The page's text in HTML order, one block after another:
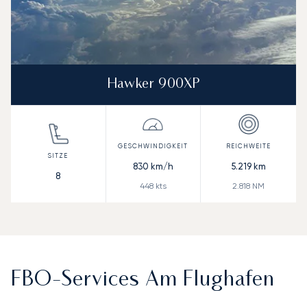
Hawker 900XP
8
830 km/h
448kts
5.219km
2.818 NM
FBO-Services Am Flughafen